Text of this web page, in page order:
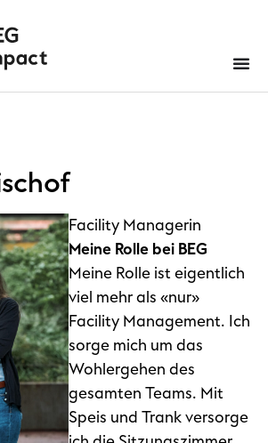
Facility Managerin
Meine Rolle bei BEG
Meine Rolle ist eigentlich
viel mehr als «nur»
Facility Management. Ich
sorge mich um das
Wohlergehen des
gesamten Teams. Mit
Speis und Trank versorge